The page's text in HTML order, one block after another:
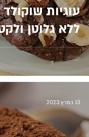
עוגיות שוקולד
ללא גלוטן
13 במרץ 2023